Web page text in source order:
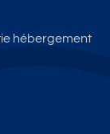
hébergement